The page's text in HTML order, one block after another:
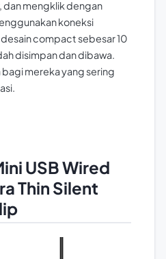
mengklik dengan
koneksi
compact sebesar 10
disimpan dan dibawa.
mereka yang sering
USB Wired
Thin Silent